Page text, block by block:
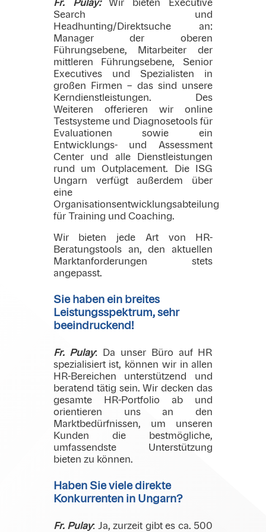
Fr. Pulay:Wir bieten Executive
Search und
Headhunting/Direktsuche an:
Manager der oberen
Führungsebene, Mitarbeiter der
mittleren Führungsebene, Senior
Executives und Spezialisten in
großen Firmen – das sind unsere
Kerndienstleistungen. Des
Weiteren offerieren wir online
Testsysteme und Diagnosetools für
Evaluationen sowie ein
Entwicklungs- und Assessment
Center und alle Dienstleistungen
rund um Outplacement. Die ISG
Ungarn verfügt außerdem über
eine
Organisationsentwicklungsabteilung
für Training und Coaching.
Wir bieten jede Art von HR-
Beratungstools an, den aktuellen
Marktanforderungen stets
angepasst.
Sie haben ein breites
Leistungsspektrum, sehr
beeindruckend!
Fr. Pulay: Da unser Büro auf HR
spezialisiert ist, können wir in allen
HR-Bereichen unterstützend und
beratend tätig sein. Wir decken das
gesamte HR-Portfolio ab und
orientieren uns an den
Marktbedürfnissen, um unseren
Kunden die bestmögliche,
umfassendste Unterstützung
bieten zu können.
Haben Sie viele direkte
Konkurrenten in Ungarn?
Fr. Pulay: Ja, zurzeit gibt es ca. 500